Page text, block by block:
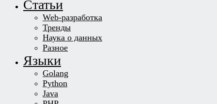
Статьи
Web-разработка
Тренды
Наука о данных
Разное
Языки
Golang
Python
Java